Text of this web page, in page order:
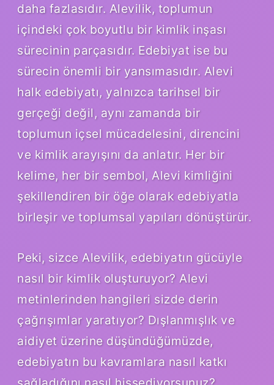
daha fazlasıdır. Alevilik, toplumun
içindeki çok boyutlu bir kimlik inşası
sürecinin parçasıdır. Edebiyat ise bu
sürecin önemli bir yansımasıdır. Alevi
halk edebiyatı, yalnızca tarihsel bir
gerçeği değil, aynı zamanda bir
toplumun içsel mücadelesini, direncini
ve kimlik arayışını da anlatır. Her bir
kelime, her bir sembol, Alevi kimliğini
şekillendiren bir öğe olarak edebiyatla
birleşir ve toplumsal yapıları dönüştürür.
Peki, sizce Alevilik, edebiyatın gücüyle
nasıl bir kimlik oluşturuyor? Alevi
metinlerinden hangileri sizde derin
çağrışımlar yaratıyor? Dışlanmışlık ve
aidiyet üzerine düşündüğümüzde,
edebiyatın bu kavramlara nasıl katkı